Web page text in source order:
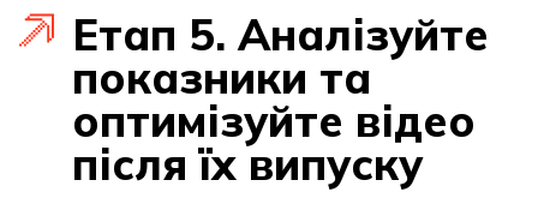
Етап 5. Аналізуйте
показники та
оптимізуйте відео
після їх випуску